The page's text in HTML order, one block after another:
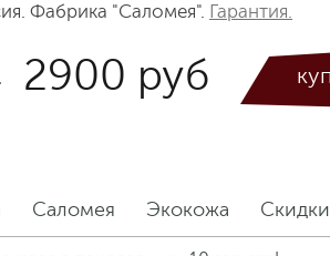
Фабрика "Саломея". Гарантия.
2900 руб
Саломея Экокожа Скидки